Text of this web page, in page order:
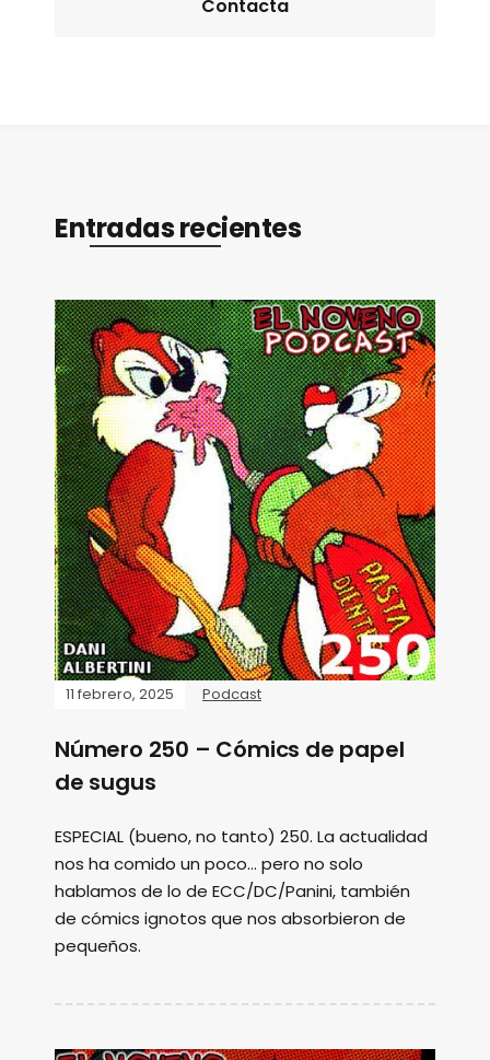
Contacta
Entradas recientes
11 febrero, 2025 Podcast
Número 250 – Cómics de papel
de sugus
ESPECIAL (bueno, no tanto) 250. La actualidad
nos ha comido un poco... pero no solo
hablamos de lo de ECC/DC/Panini, también
de cómics ignotos que nos absorbieron de
pequeños.